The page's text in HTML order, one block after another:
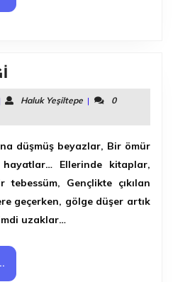
Oku...
ÇIÇEĞI
Haluk YeşiltepeHaluk
|
0
düşmüş beyazlar, Bir ömür
Ellerinde kitaplar,
tebessüm, Gençlikte çıkılan
geçerken, gölge düşer artık
uzaklar…
Oku...